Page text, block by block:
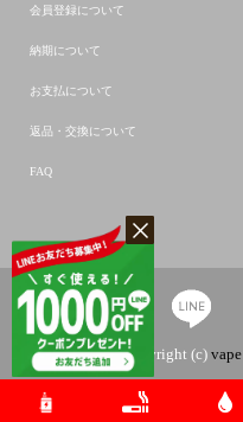
会員登録について
納期について
お支払について
返品・交換について
FAQ
copyright (c)